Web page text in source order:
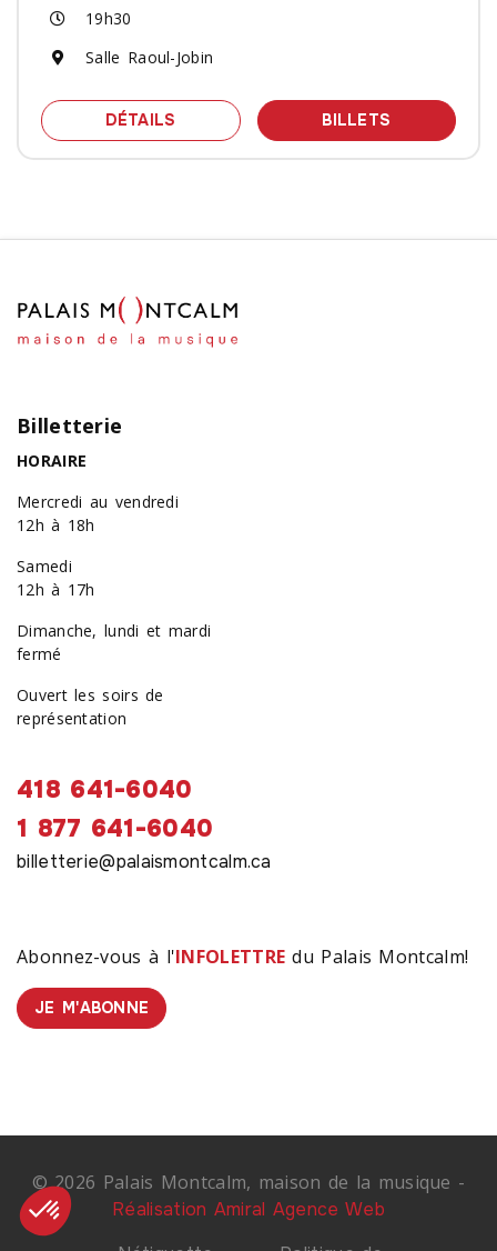
19h30
Salle Raoul-Jobin
DÉTAILS SPECTACLE CONCERT ARCANE -
BILLETS DES
Abonnez-vous à l'INFOLETTRE du Palais Montcalm!
JE M'ABONNE
Billetterie
HORAIRE
Mercredi au vendredi
12h à 18h
Samedi
12h à 17h
Dimanche, lundi et mardi
fermé
Ouvert les soirs de
représentation
418 641-6040
1 877 641-6040
billetterie@palaismontcalm.ca
© 2026 Palais Montcalm, maison de la musique -
Réalisation Amiral Agence Web